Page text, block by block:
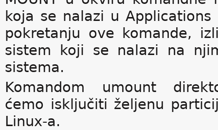
koja se nalazi u
pokretanju ove komande,
sistem koji se nalazi na
sistema.
Komandom umount
ćemo isključiti željenu
Linux-a.